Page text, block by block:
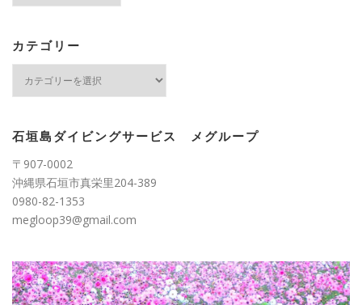
ブ
カテゴリー
ー
石垣島ダイビングサービス メグループ
〒907-0002
沖縄県石垣市真栄里204-389
0980-82-1353
megloop39@gmail.com